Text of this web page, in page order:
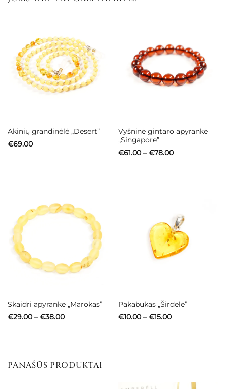
Akinių grandinėlė „Desert”
€69.00
Vyšninė gintaro apyrankė
„Singapore”
€61.00 – €78.00Price
Skaidri apyrankė „Marokas”
€29.00 – €38.00Price
Pakabukas „Širdelė”
€10.00 – €15.00Price
PANAŠŪS PRODUKTAI